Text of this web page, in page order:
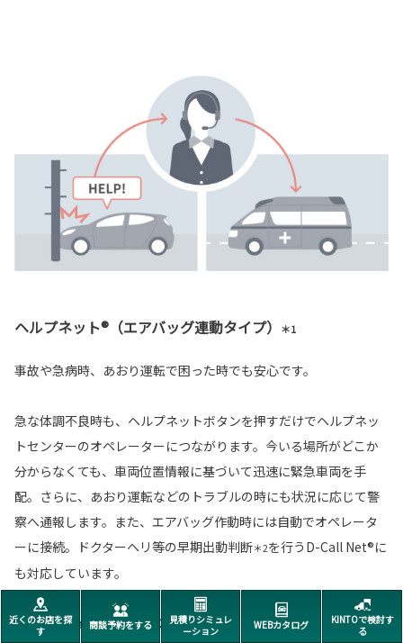
ヘルプネット®（エアバッグ連動タイプ） ＊1
事故や急病時、あおり運転で困った時でも安心です。
急な体調不良時も、ヘルプネットボタンを押すだけでヘルプネッ
トセンターのオペレーターにつながります。今いる場所がどこか
分からなくても、車両位置情報に基づいて迅速に緊急車両を手
配。さらに、あおり運転などのトラブルの時にも状況に応じて警
察へ通報します。また、エアバッグ作動時には自動でオペレータ
ーに接続。ドクターヘリ等の早期出動判断＊2を行うD-Call Net®に
も対応しています。
対応T-Connectサービスプラン
近くのお店を探
す
商談予約をする
見積りシミュレ
ーション
WEBカタログ
KINTOで検討す
る